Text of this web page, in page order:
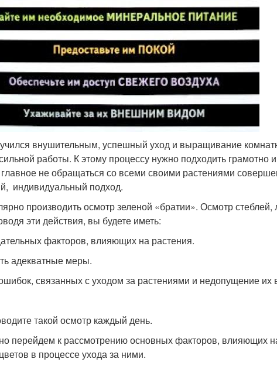
внушительным, успешный уход и выращивание
работы. К этому процессу нужно подходить грамотно
не обращаться со всеми своими растениями
индивидуальный подход.
производить осмотр зеленой «братии». Осмотр
эти действия, вы будете иметь:
факторов, влияющих на растения.
адекватные меры.
связанных с уходом за растениями и недопущение их
такой осмотр каждый день.
перейдем к рассмотрению основных факторов, влияющих
в процессе ухода за ними.